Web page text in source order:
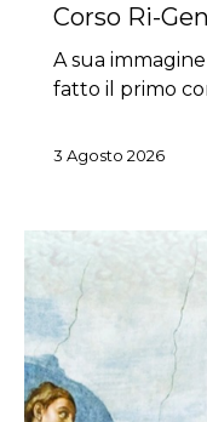
Corso Ri-
A sua
fatto il primo
3 Agosto 2026